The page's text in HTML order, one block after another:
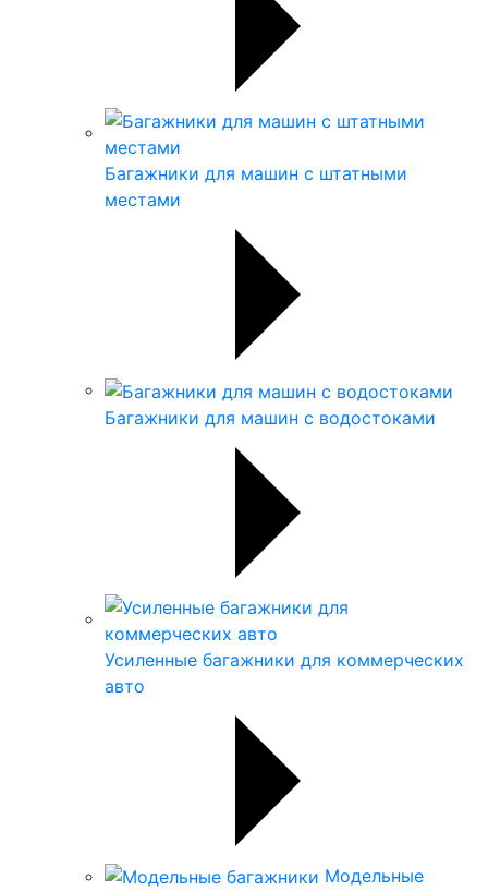
Багажники для машин с штатными
местами
Багажники для машин с водостоками
Усиленные багажники для коммерческих
авто
Модельные